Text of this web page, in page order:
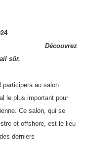
Hamburg 2024
Découvrez
sûr.
participera au salon
le plus important pour
Ce salon, qui se
et offshore, est le lieu
derniers